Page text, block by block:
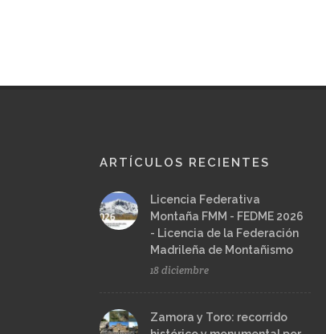
ARTÍCULOS RECIENTES
Licencia Federativa
Montaña FMM - FEDME 2026
- Licencia de la Federación
Madrileña de Montañismo
18 diciembre
Zamora y Toro: recorrido